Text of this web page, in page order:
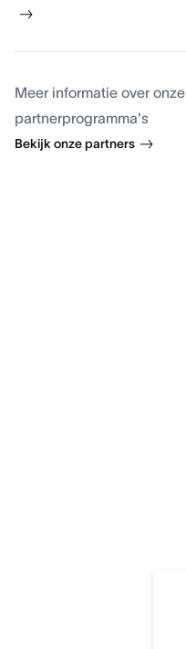
Meer informatie over onze
partnerprogramma's
Bekijk onze partners